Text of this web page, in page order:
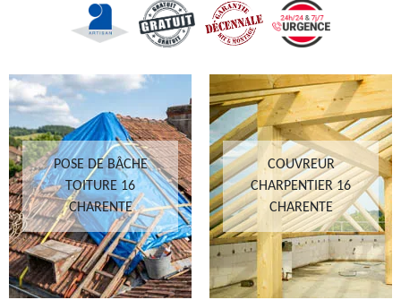
POSE DE BÂCHE
TOITURE 16
CHARENTE
COUVREUR
CHARPENTIER 16
CHARENTE